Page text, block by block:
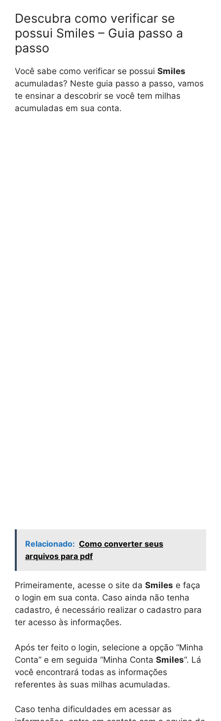
Descubra como verificar se
possui Smiles – Guia passo a
passo
Você sabe como verificar se possui Smiles
acumuladas? Neste guia passo a passo, vamos
te ensinar a descobrir se você tem milhas
acumuladas em sua conta.
Relacionado: Como converter seus
arquivos para pdf
Primeiramente, acesse o site da Smiles e faça
o login em sua conta. Caso ainda não tenha
cadastro, é necessário realizar o cadastro para
ter acesso às informações.
Após ter feito o login, selecione a opção “Minha
Conta” e em seguida “Minha Conta Smiles“. Lá
você encontrará todas as informações
referentes às suas milhas acumuladas.
Caso tenha dificuldades em acessar as